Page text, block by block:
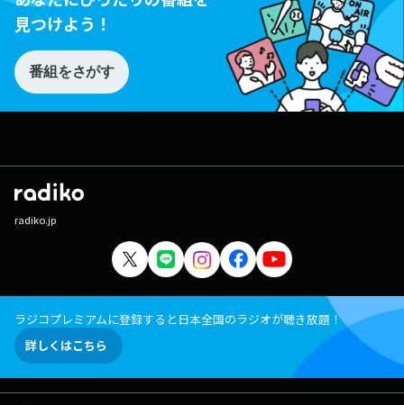
見つけよう！
番組をさがす
radiko.jp
ラジコプレミアムに登録すると日本全国のラジオが聴き放題！
詳しくはこちら